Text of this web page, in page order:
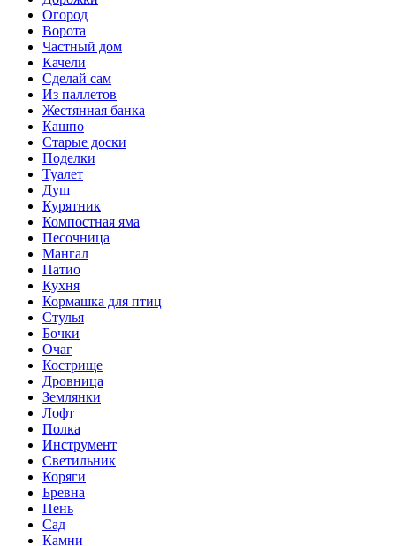
Огород
Ворота
Частный дом
Качели
Сделай сам
Из паллетов
Жестянная банка
Кашпо
Старые доски
Поделки
Туалет
Душ
Курятник
Компостная яма
Песочница
Мангал
Патио
Кухня
Кормашка для птиц
Стулья
Бочки
Очаг
Кострище
Дровница
Землянки
Лофт
Полка
Инструмент
Светильник
Коряги
Бревна
Пень
Сад
Камни